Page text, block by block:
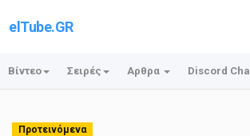
elTube.GR
Βίντεο Σειρές Αρθρα Discord
Προτεινόμενα